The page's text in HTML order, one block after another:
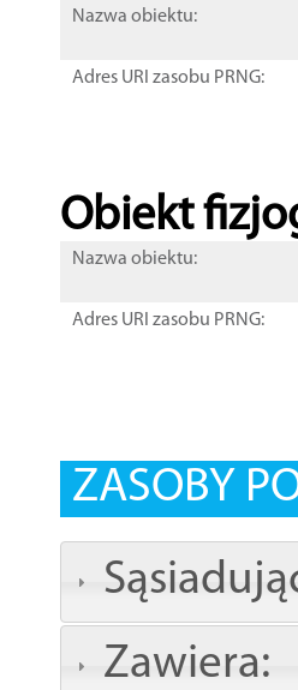
Nazwa obiektu:
Adres URI zasobu PRNG:
Obiekt
Nazwa obiektu:
Adres URI zasobu PRNG:
ZASOBY
Zawiera: